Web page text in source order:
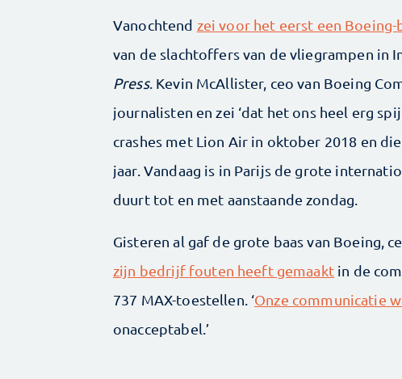
Vanochtend zei voor het eerst een Boeing-
van de slachtoffers van de vliegrampen in
Press. Kevin McAllister, ceo van Boeing
journalisten en zei ‘dat het ons heel erg
crashes met Lion Air in oktober 2018 en
jaar. Vandaag is in Parijs de grote
duurt tot en met aanstaande zondag.
Gisteren al gaf de grote baas van Boeing,
zijn bedrijf fouten heeft gemaaktin de
737 MAX-toestellen. ‘Onze communicatie
onacceptabel.’